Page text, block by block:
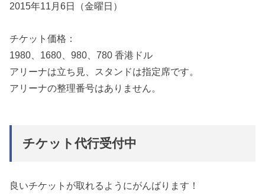
2015年11月6日（金曜日）
チケット価格：
1980、1680、980、780 香港ドル
アリーナは立ち見、スタンドは指定席です。
アリーナの整理番号はありません。
チケット代行受付中
良いチケットが取れるようにがんばります！